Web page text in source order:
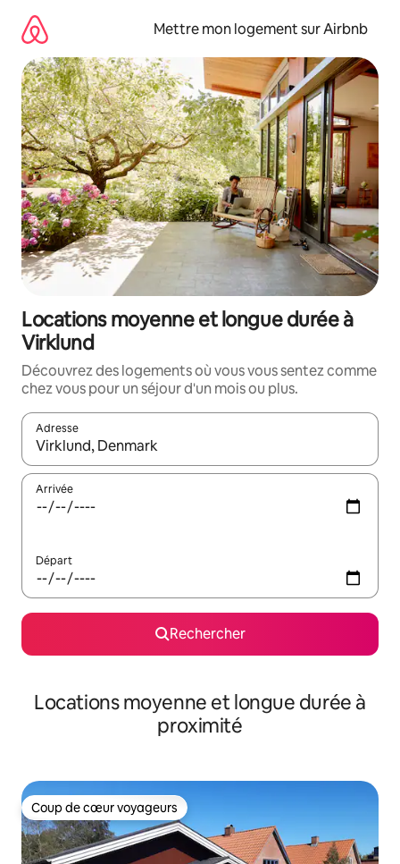
directement
contenu
Mettre mon logement sur Airbnb
Locations moyenne et longue durée à
Virklund
Découvrez des logements où vous vous sentez comme
chez vous pour un séjour d'un mois ou plus.
Adresse
Lorsque les résultats s'affichent, utilisez les flèches vers le
Arrivée
Départ
Rechercher
Locations moyenne et longue durée à
proximité
Coup de cœur voyageurs
Coup de cœur voyageurs